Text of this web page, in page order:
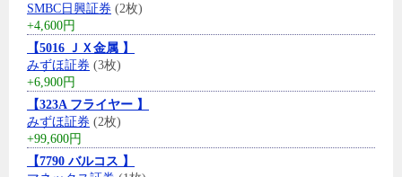
SMBC日興証券 (2枚)
+4,600円
【5016 ＪＸ金属 】
みずほ証券 (3枚)
+6,900円
【323A フライヤー 】
みずほ証券 (2枚)
+99,600円
【7790 バルコス 】